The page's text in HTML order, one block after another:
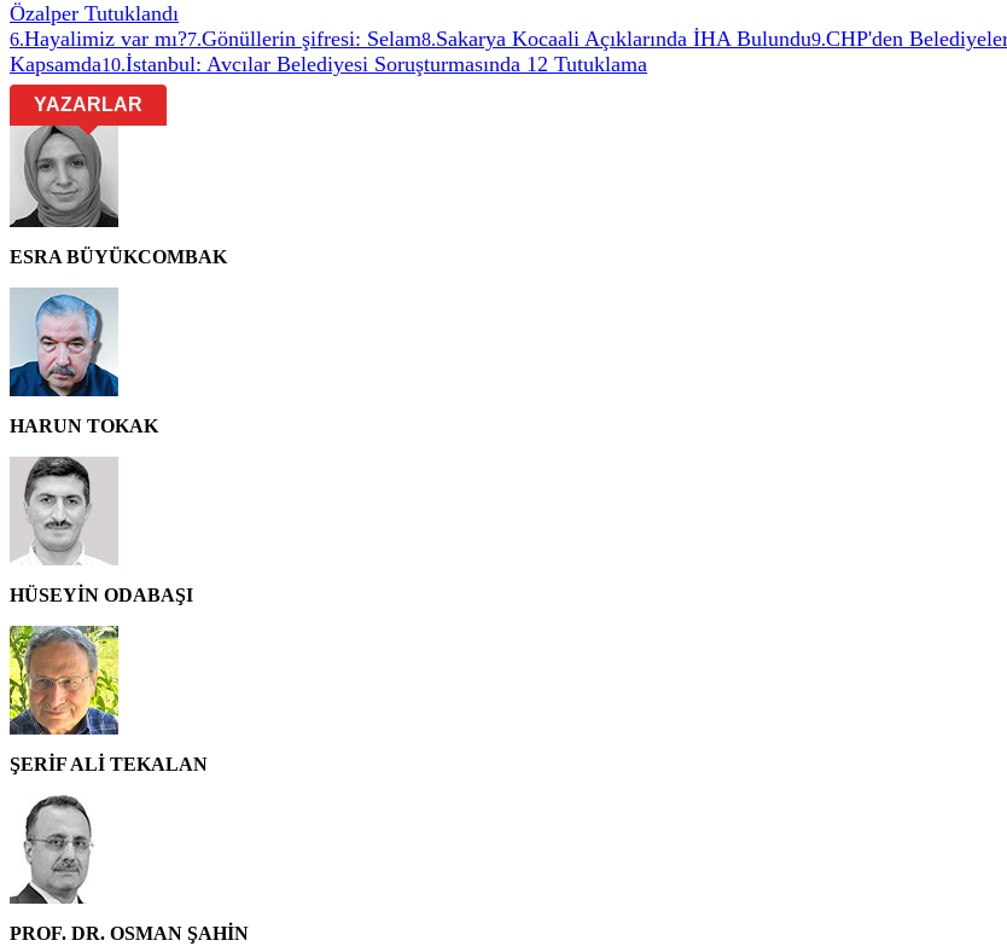
Özalper Tutuklandı
6.Hayalimiz var mı?7.Gönüllerin şifresi: Selam8.Sakarya Kocaali Açıklarında İHA Bulundu9.CHP'den
Kapsamda10.İstanbul: Avcılar Belediyesi Soruşturmasında 12 Tutuklama
YAZARLAR
ESRA BÜYÜKCOMBAK
HARUN TOKAK
HÜSEYİN ODABAŞI
ŞERİF ALİ TEKALAN
PROF. DR. OSMAN ŞAHİN